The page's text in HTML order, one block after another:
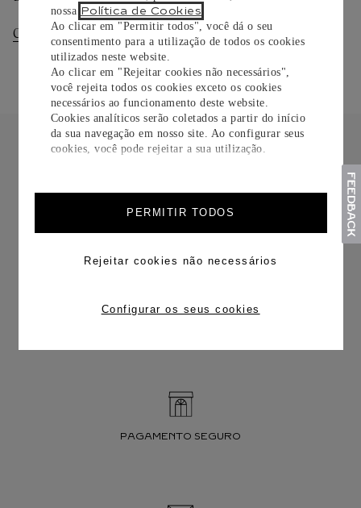
nossa Política de Cookies
Ao clicar em "Permitir todos", você dá o seu
consentimento para a utilização de todos os cookies
utilizados neste website.
Ao clicar em "Rejeitar cookies não necessários",
você rejeita todos os cookies exceto os cookies
necessários ao funcionamento deste website.
Cookies analíticos serão coletados a partir do início
da sua navegação em nosso site. Ao configurar seus
cookies, você pode rejeitar a sua utilização.
PERMITIR TODOS
Rejeitar cookies não necessários
Configurar os seus cookies
Consultar Entregas Consultar Devoluções
FRETE CORTESIA
PAGAMENTO SEGURO